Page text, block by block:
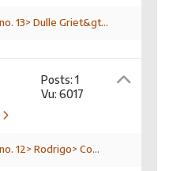
13> Dulle Griet&gt...
Posts: 1
Vu: 6017
12> Rodrigo> Co...